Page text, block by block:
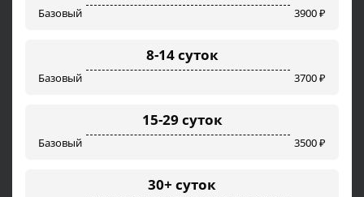
Базовый 3900 ₽
8-14 суток
Базовый 3700 ₽
15-29 суток
Базовый 3500 ₽
30+ суток